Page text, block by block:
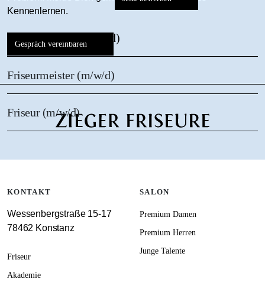
Auszubildender (m/w/d)
Friseurmeister (m/w/d)
Friseur (m/w/d)
Kennenlernen.
Gespräch vereinbaren
KONTAKT
Wessenbergstraße 15-17
78462 Konstanz
Friseur
Akademie
SALON
Premium Damen
Premium Herren
Junge Talente